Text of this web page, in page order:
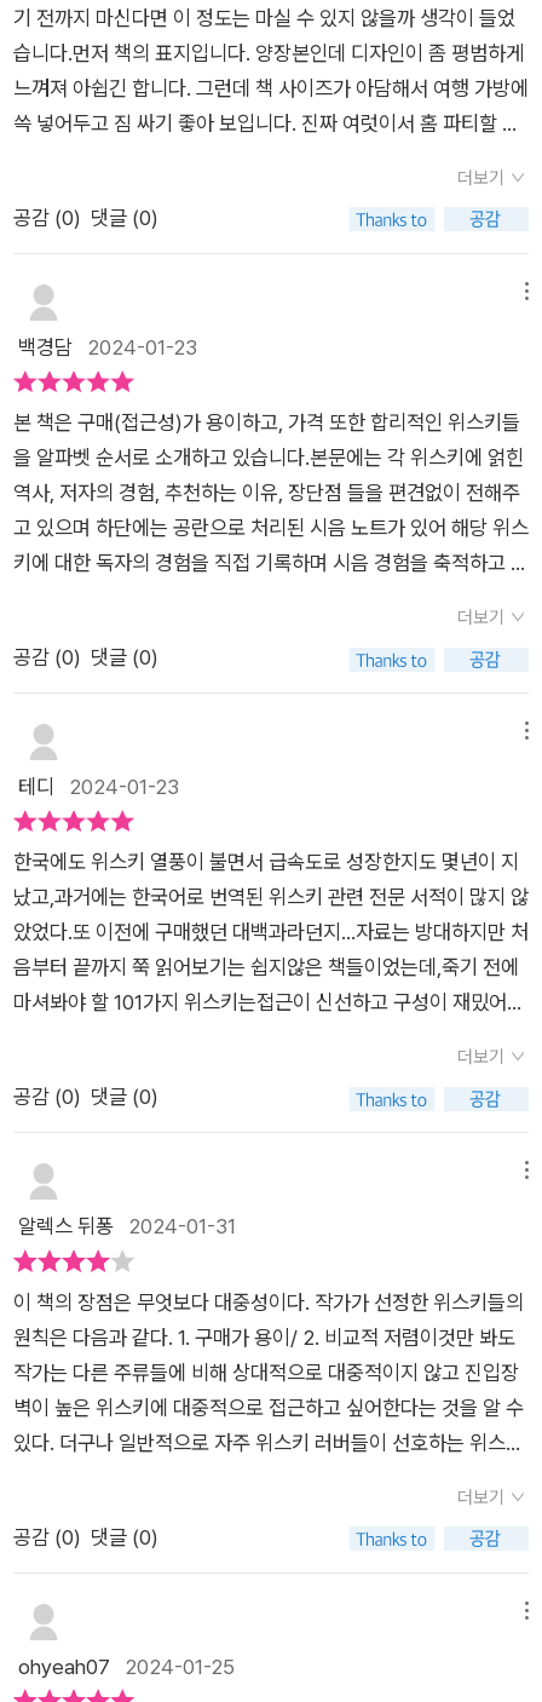
기 전까지 마신다면 이 정도는 마실 수 있지 않을까 생각이 들었
습니다.먼저 책의 표지입니다. 양장본인데 디자인이 좀 평범하게
느껴져 아쉽긴 합니다. 그런데 책 사이즈가 아담해서 여행 가방에
쓱 넣어두고 짐 싸기 좋아 보입니다. 진짜 여럿이서 홈 파티할 때
재미를 상상하게 됩니다.이 책의 핵심을 요약하면 위스키에 대한
외국인 작가의 개인적 감상 노트라고 할 수 있습니다. 그에 따른
동의하는 지점을 발견하는 흥미개정 5판으로 위스키 업계의 소
소한 최신 트렌드를 읽는 재미기존의 증류소, 제작자 위주의 서술
에서 벗어나서 좋다, 자유롭다하나의 위스키를 알아 가면서 한 잔
어나서 체계가 좀 어수선하다가격별로 분류한 101 가지 위스키
들이 상당히 익숙한데 이 부분에서 새로움이 없어 아쉬울 수도 있
다.라고 정리해볼 수 있었습니다. 특히, 소개글에서 작가의 집필
의도와 관점을 명시해두었는데 소개드리자면“간략히 하자면 이
책에 기재되어 있는 위스키들의 원칙은 다음과 같습니다.”a. 구
매가 용이해야 합니다. b. 비교적 저렴하게 구매할 수 있어야 합
니다. 단순 명료해서 좋습니다. 세상에는 엄청나게 많은 위스키가
자신감 있게 제시했습니다. 이것이 업계 경력 35년의 위엄이네
요.작가는 추천 목록에 오른 위스키 가격대를 공개하고 1~5단계
로 나누는 금액의 기준도 제시하고 있습니다.4만원에서 25만원
사이의 가격의 위스키 101가지를 추천하는 이유는 다음과 같습
니다.“제가 여러분께 새롭고 예상 밖의 위스키에 관한 책이지 콜
렉팅하기 좋은 위스키에 관한 책이 아닙니다.수량이 너무 적어 구
하기가 어려운 싱글 캐스크 위스키는 리스트에서 제외했습니다.
~ 현실적으로 보았을 때 우리는 위스키를 마시려는 사람들이지
러시아 억만장자들이 아니니까 말입니다.'이제 책을 보면서 제가
(젊은 술꾼이기에...) 아직 갈 길이 멀다고 느낍니다.정리하자면
<죽기전에 마셔봐야 할 101가지 위스키>는 상대적으로 접근이
용이한 위스키들을 추천하고 그 위스키들에 대한 개인적 의견을
중심으로 내용을 서술하고 있어서 위스키 매니아들이 자신의 술
장에서 한 병 꺼내 한 잔할 때 읽어보거나 위스키 입문자로서 어
떤 위스키를 사면 될까 의문이 들 때 활용하면 적절한 책이라고
밤이지만 제가 즐겁네요. 긴 글 읽어주셔서 감사합니다.
더보기
공감 (0) 댓글 (0)
백경담 2024-01-23
본 책은 구매(접근성)가 용이하고, 가격 또한 합리적인 위스키들
을 알파벳 순서로 소개하고 있습니다.본문에는 각 위스키에 얽힌
역사, 저자의 경험, 추천하는 이유, 장단점 들을 편견없이 전해주
고 있으며 하단에는 공란으로 처리된 시음 노트가 있어 해당 위스
키에 대한 독자의 경험을 직접 기록하며 시음 경험을 축적하고 페
다만, 입문자의 입장에서 참고가 될만한 아로마, 팔레트, 피니시
가 적혀있지 않은 것은 약간 아쉬운 부분인 듯 합니다.입문한지
글렌피딕 처럼 자주 언급되고 대중적으로 인기가 많은 위스키 외
에도 수많은 위스키와 증류소가 있다는 것을 알려주고 아직 경험
해봐야 할 것들이 한참 남았다는 것을 상기할 수 있게 만드는 시
셔본 위스키를 만났을 때의 반가움과 저자의 생각에 대한 공감을
느끼고 몰랐던 내용, 사실 등을 알게 되는 재미도 있을거라 생각
합니다.
더보기
공감 (0) 댓글 (0)
테디 2024-01-23
한국에도 위스키 열풍이 불면서 급속도로 성장한지도 몇년이 지
났고,과거에는 한국어로 번역된 위스키 관련 전문 서적이 많지 않
았었다.또 이전에 구매했던 대백과라던지...자료는 방대하지만 처
음부터 끝까지 쭉 읽어보기는 쉽지않은 책들이었는데,죽기 전에
마셔봐야 할 101가지 위스키는접근이 신선하고 구성이 재밌어서
으로 조만간 접해볼 위스키들을찾아서 보는 재미도 있다.저자는
나름의 규칙을 세워 101가지 위스키를 선정하였는데,최고의 또
면서 가격과 맛 모두 잡은 위스키들 위주로 구성되어있다.그래야
101가지 위스키를 다 맛볼 수 있지! 라는 생각도 든다 ㅋㅋ101가
지에 30년 이상 고숙성 위스키만 있으면 몇 종류나 맛 볼 수 있겠
어디서 언제 총평을 내가 남길 수 있고설명 페이지 하단에는 시음
노트를 작성할 수 있도록해서내가 느낀 맛 향을 적어볼 수 있다.
이런 부분이 아주 신선하고 재밌다고 느꼈다.이렇게 써가면서 10
1가지를 다 정복하는 묘미랄까 한가지 아쉬운점은 답안지가 없다
는 것이었다.물론 사람마다 느끼는 맛 향은 다르지만 증류소에서
주장?하는 기본적인 테이스팅 노트가 있기때문에이 부분도 뒤에
서라도 찾아볼 수 있고 내 답과의 비교를 할 수 있었으면 어떨까
마다 점령해나가는 재미있는 책임에는 분명하다.
더보기
공감 (0) 댓글 (0)
알렉스 뒤퐁 2024-01-31
이 책의 장점은 무엇보다 대중성이다. 작가가 선정한 위스키들의
원칙은 다음과 같다. 1. 구매가 용이/ 2. 비교적 저렴이것만 봐도
작가는 다른 주류들에 비해 상대적으로 대중적이지 않고 진입장
벽이 높은 위스키에 대중적으로 접근하고 싶어한다는 것을 알 수
있다. 더구나 일반적으로 자주 위스키 러버들이 선호하는 위스키
파벳 순으로 나열하고 있으니 말이다. 맛이나 노트에 대해서도 일
체의 언급이 없다. 대신 각 챕터에 시음노트를 비워놓았다. 다른
이들의 평가에 현혹되지 말고 각자가 스스로 체험해보고 그 빈공
간을 메워 놓을 것을 권한다. 101가지 목록들을 보면 작가가 원칙
“10. 발베니 포트우드 21년”에 대한 챕터를 보면, 이 위스키를 선
더보기
공감 (0) 댓글 (0)
ohyeah07 2024-01-25